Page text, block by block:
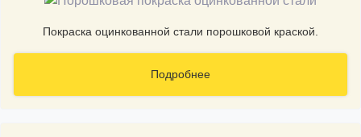
Покраска оцинкованной стали порошковой краской.
Подробнее